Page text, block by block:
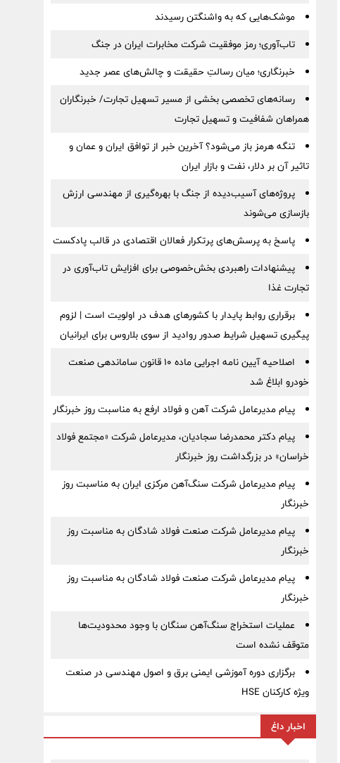
موشک‌هایی که به واشنگتن رسیدند
تاب‌آوری؛ رمز موفقیت شرکت مخابرات ایران در جنگ
خبرنگاری؛ میان رسالتِ حقیقت و چالش‌های عصر جدید
رسانه‌های تخصصی بخشی از مسیر تسهیل تجارت/ خبرنگاران
همراهان شفافیت و تسهیل تجارت
تنگه هرمز باز می‌شود؟ آخرین خبر از توافق ایران و عمان و
تاثیر آن بر دلار، نفت و بازار ایران
پروژه‌های آسیب‌دیده از جنگ با بهره‌گیری از مهندسی ارزش
بازسازی می‌شوند
پاسخ به پرسش‌های پرتکرار فعالان اقتصادی در قالب پادکست
پیشنهادات راهبردی بخش‌خصوصی برای افزایش تاب‌آوری در
تجارت غذا
برقراری روابط پایدار با کشورهای هدف در اولویت است | لزوم
پیگیری تسهیل شرایط صدور روادید از سوی بلاروس برای ایرانیان
اصلاحیه آیین نامه اجرایی ماده ۱۰ قانون ساماندهی صنعت
خودرو ابلاغ شد
پیام مدیرعامل شرکت آهن و فولاد ارفع به مناسبت روز خبرنگار
پیام دکتر محمدرضا سجادیان، مدیرعامل شرکت «مجتمع فولاد
خراسان» در بزرگداشت روز خبرنگار
پیام مدیرعامل شرکت سنگ‌آهن مرکزی ایران به مناسبت روز
خبرنگار
پیام مدیرعامل شرکت صنعت فولاد شادگان به مناسبت روز
خبرنگار
پیام مدیرعامل شرکت صنعت فولاد شادگان به مناسبت روز
خبرنگار
عملیات استخراج سنگ‌آهن سنگان با وجود محدودیت‌ها
متوقف نشده است
برگزاری دوره آموزشی ایمنی برق و اصول مهندسی در صنعت
ویژه کارکنان HSE
اخبار داغ